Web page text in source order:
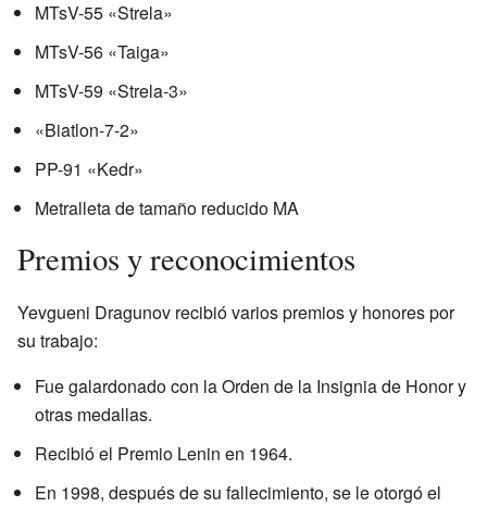
MTsV-55 «Strela»
MTsV-56 «Taiga»
MTsV-59 «Strela-3»
«Biatlon-7-2»
PP-91 «Kedr»
Metralleta de tamaño reducido MA
Premios y reconocimientos
Yevgueni Dragunov recibió varios premios y honores por
su trabajo:
Fue galardonado con la Orden de la Insignia de Honor y
otras medallas.
Recibió el Premio Lenin en 1964.
En 1998, después de su fallecimiento, se le otorgó el